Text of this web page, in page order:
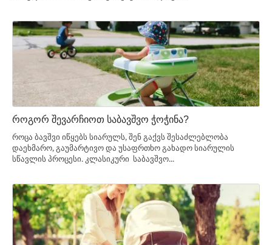
როგორ შევარჩიოთ საბავშვო ჭოჭინა?
როცა ბავშვი იწყებს სიარულს, შენ გაქვს შესაძლებლობა
დაეხმარო, გაუმარტივო და უსაფრთხო გახადო სიარულის
სწავლის პროცესი. კლასიკური საბავშვო...